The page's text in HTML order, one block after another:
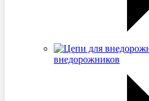
внедорожников